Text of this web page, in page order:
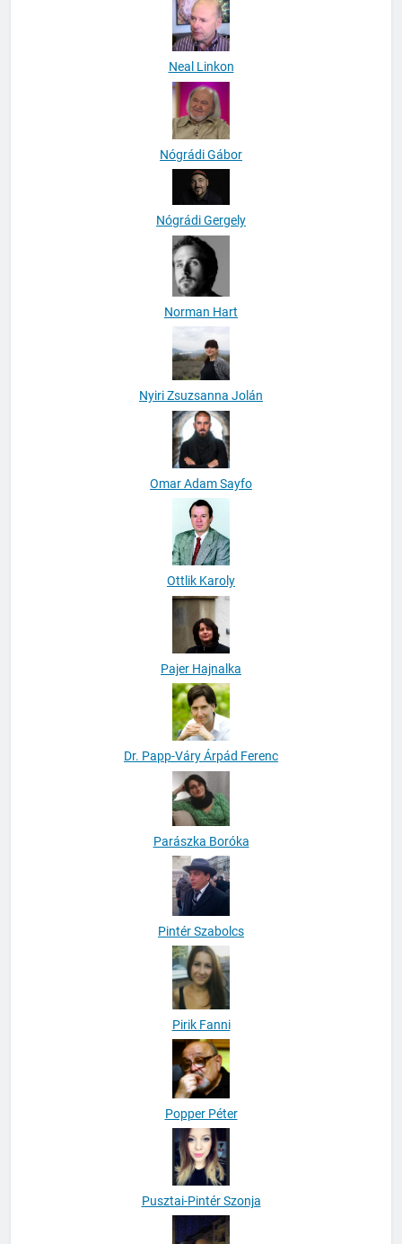
Neal Linkon
Nógrádi Gábor
Nógrádi Gergely
Norman Hart
Nyiri Zsuzsanna Jolán
Omar Adam Sayfo
Ottlik Karoly
Pajer Hajnalka
Dr. Papp-Váry Árpád Ferenc
Parászka Boróka
Pintér Szabolcs
Pirik Fanni
Popper Péter
Pusztai-Pintér Szonja